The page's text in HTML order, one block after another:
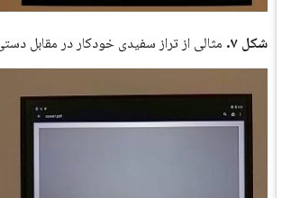
شکل ۷. مثالی از تراز سفیدی خودکار در مقابل دستی.